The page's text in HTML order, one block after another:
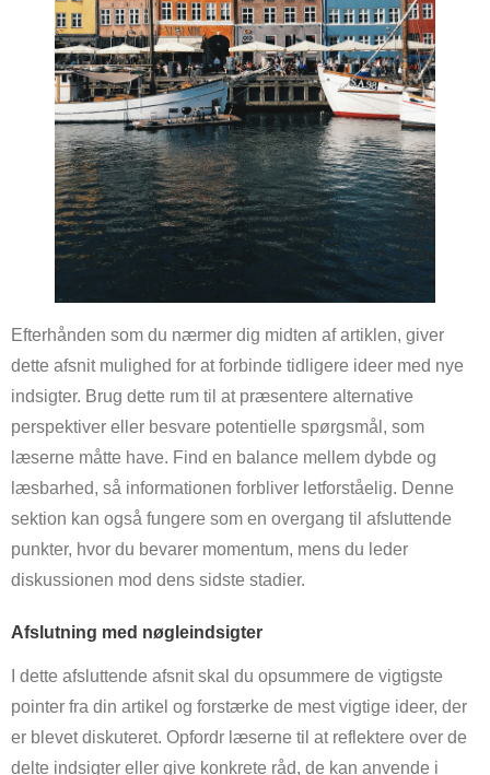
Efterhånden som du nærmer dig midten af artiklen, giver
dette afsnit mulighed for at forbinde tidligere ideer med nye
indsigter. Brug dette rum til at præsentere alternative
perspektiver eller besvare potentielle spørgsmål, som
læserne måtte have. Find en balance mellem dybde og
læsbarhed, så informationen forbliver letforståelig. Denne
sektion kan også fungere som en overgang til afsluttende
punkter, hvor du bevarer momentum, mens du leder
diskussionen mod dens sidste stadier.
Afslutning med nøgleindsigter
I dette afsluttende afsnit skal du opsummere de vigtigste
pointer fra din artikel og forstærke de mest vigtige ideer, der
er blevet diskuteret. Opfordr læserne til at reflektere over de
delte indsigter eller give konkrete råd, de kan anvende i